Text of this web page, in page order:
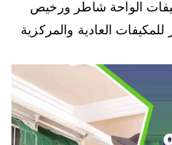
الواحة شاطر ورخيص
العادية والمركزية